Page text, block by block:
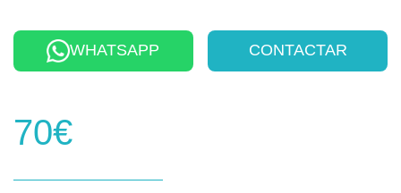
WHATSAPP CONTACTAR
70€